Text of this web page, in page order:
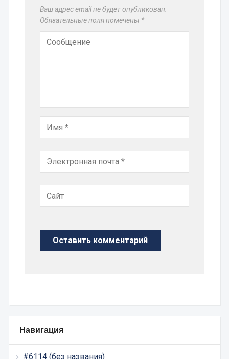
Навигация
#6114 (без названия)
Ваш адрес email не будет опубликован.
Обязательные поля помечены *